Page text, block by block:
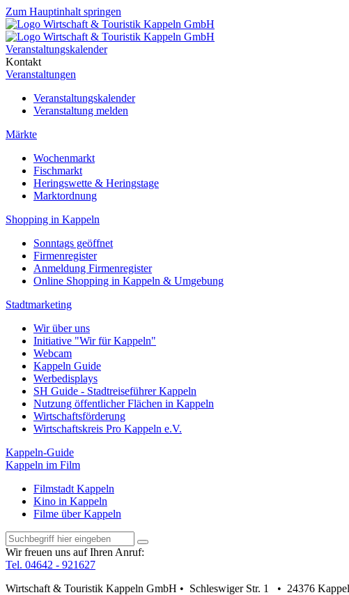
Zum Hauptinhalt springen
Veranstaltungskalender
Kontakt
Veranstaltungen
Veranstaltungskalender
Veranstaltung melden
Märkte
Wochenmarkt
Fischmarkt
Heringswette & Heringstage
Marktordnung
Shopping in Kappeln
Sonntags geöffnet
Firmenregister
Anmeldung Firmenregister
Online Shopping in Kappeln & Umgebung
Stadtmarketing
Wir über uns
Initiative "Wir für Kappeln"
Webcam
Kappeln Guide
Werbedisplays
SH Guide - Stadtreiseführer Kappeln
Nutzung öffentlicher Flächen in Kappeln
Wirtschaftsförderung
Wirtschaftskreis Pro Kappeln e.V.
Kappeln-Guide
Kappeln im Film
Filmstadt Kappeln
Kino in Kappeln
Filme über Kappeln
Wir freuen uns auf Ihren Anruf:
Tel. 04642 - 921627
Wirtschaft & Touristik Kappeln GmbH • Schleswiger Str. 1 • 24376